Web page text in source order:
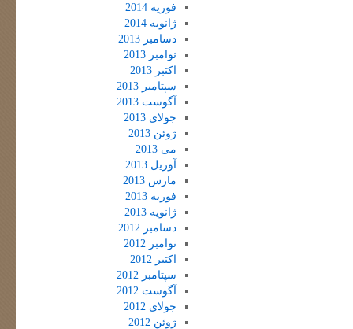
فوریه 2014
ژانویه 2014
دسامبر 2013
نوامبر 2013
اکتبر 2013
سپتامبر 2013
آگوست 2013
جولای 2013
ژوئن 2013
می 2013
آوریل 2013
مارس 2013
فوریه 2013
ژانویه 2013
دسامبر 2012
نوامبر 2012
اکتبر 2012
سپتامبر 2012
آگوست 2012
جولای 2012
ژوئن 2012